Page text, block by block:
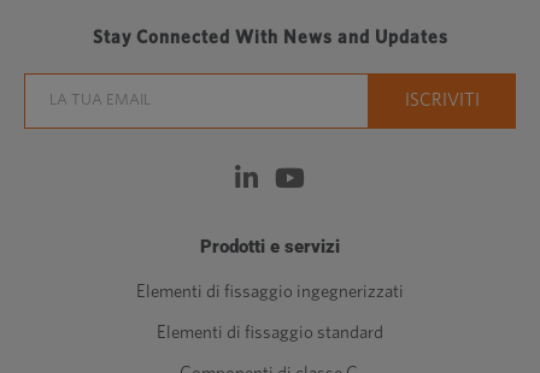
Stay Connected With News and Updates
Prodotti e servizi
Elementi di fissaggio ingegnerizzati
Elementi di fissaggio standard